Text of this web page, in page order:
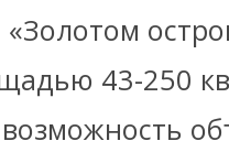
43-250
возможность